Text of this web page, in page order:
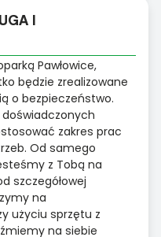
I
Pawłowice,
będzie zrealizowane
o bezpieczeństwo.
doświadczonych
zakres prac
Od samego
z Tobą na
szczegółowej
na
użyciu sprzętu z
na siebie